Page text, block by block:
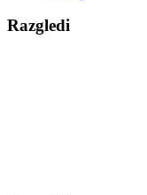
Razgledi